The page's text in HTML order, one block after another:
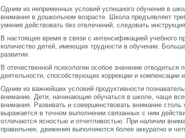
Одним из непременных условий успешного обучения в
внимания в дошкольном возрасте. Школа предъявляет
умения действовать без отвлечений, следовать
В настоящее время в связи с интенсификацией учебного
количество детей, имеющих трудности в обучении.
развитии.
В отечественной психологии особое значение
деятельности, способствующих коррекции и компенсации
Одним из важнейших условий продуктивности
внимание. Дети, начинающие обучаться в школе, чаще
внимания. Развивать и совершенствовать внимание
выражается в точном выполнении связанных с ним
отличаются ясностью и отчетливостью. При наличии
правильнее, движения выполняются более аккуратно и